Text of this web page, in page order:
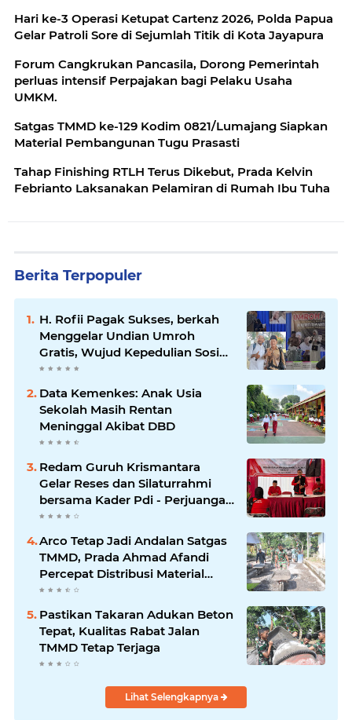
Hari ke-3 Operasi Ketupat Cartenz 2026, Polda Papua
Gelar Patroli Sore di Sejumlah Titik di Kota Jayapura
Forum Cangkrukan Pancasila, Dorong Pemerintah
perluas intensif Perpajakan bagi Pelaku Usaha
UMKM.
Satgas TMMD ke-129 Kodim 0821/Lumajang Siapkan
Material Pembangunan Tugu Prasasti
Tahap Finishing RTLH Terus Dikebut, Prada Kelvin
Febrianto Laksanakan Pelamiran di Rumah Ibu Tuha
Berita Terpopuler
H. Rofii Pagak Sukses, berkah
Menggelar Undian Umroh
Gratis, Wujud Kepedulian Sosial
berbagi.
Data Kemenkes: Anak Usia
Sekolah Masih Rentan
Meninggal Akibat DBD
Redam Guruh Krismantara
Gelar Reses dan Silaturrahmi
bersama Kader Pdi - Perjuangan
Se -Kecamatan Lawang.
Arco Tetap Jadi Andalan Satgas
TMMD, Prada Ahmad Afandi
Percepat Distribusi Material
Pengecoran
Pastikan Takaran Adukan Beton
Tepat, Kualitas Rabat Jalan
TMMD Tetap Terjaga
Lihat Selengkapnya